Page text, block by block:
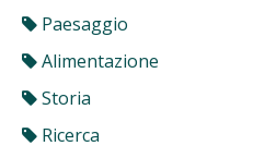
Paesaggio
Alimentazione
Storia
Ricerca